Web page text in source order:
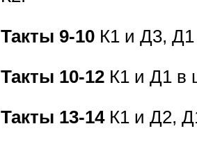
Такты 9-10 К1 и Д3,
Такты 10-12 К1 и Д1 в
Такты 13-14К1 и Д2,